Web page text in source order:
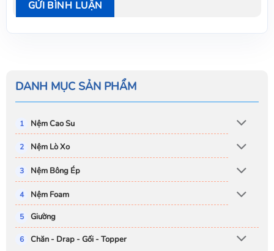
DANH MỤC SẢN PHẨM
Nệm Cao Su
Nệm Lò Xo
Nệm Bông Ép
Nệm Foam
Giường
Chăn - Drap - Gối - Topper